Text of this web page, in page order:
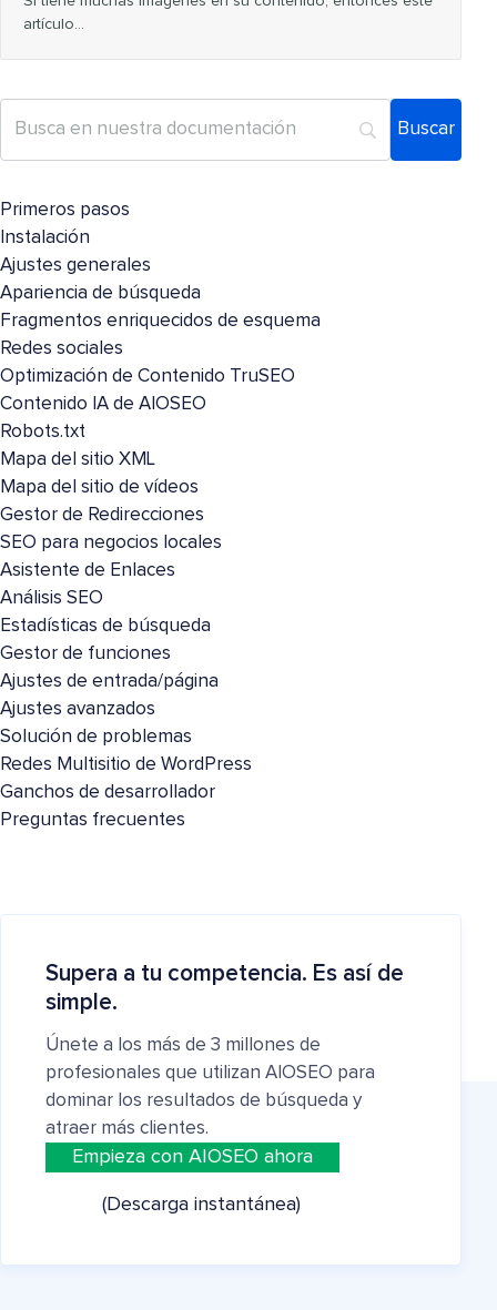
artículo…
Primeros pasos
Instalación
Ajustes generales
Apariencia de búsqueda
Fragmentos enriquecidos de esquema
Redes sociales
Optimización de Contenido TruSEO
Contenido IA de AIOSEO
Robots.txt
Mapa del sitio XML
Mapa del sitio de vídeos
Gestor de Redirecciones
SEO para negocios locales
Asistente de Enlaces
Análisis SEO
Estadísticas de búsqueda
Gestor de funciones
Ajustes de entrada/página
Ajustes avanzados
Solución de problemas
Redes Multisitio de WordPress
Ganchos de desarrollador
Preguntas frecuentes
Supera a tu competencia. Es así de
simple.
Únete a los más de 3 millones de
profesionales que utilizan AIOSEO para
dominar los resultados de búsqueda y
atraer más clientes.
Empieza con AIOSEO ahora
(Descarga instantánea)